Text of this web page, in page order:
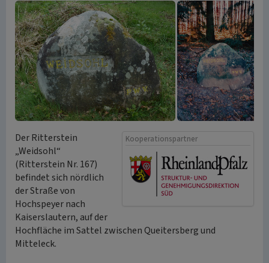
Kooperationspartner
Der Ritterstein
„Weidsohl“
(Ritterstein Nr. 167)
befindet sich nördlich
der Straße von
Hochspeyer nach
Kaiserslautern, auf der
Hochfläche im Sattel zwischen Queitersberg und
Mitteleck.